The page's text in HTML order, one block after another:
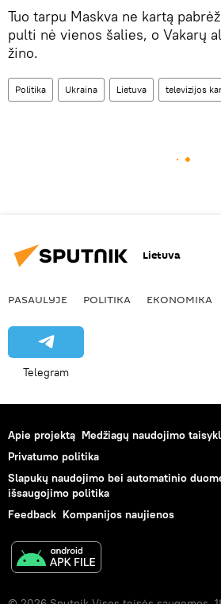
Tuo tarpu Maskva ne kartą
pulti nė vienos šalies, o Vakarų
žino.
Politika Ukraina Lietuva televizijos
Lietuva
PASAULYJE POLITIKA EKONOMIKA
Telegram
Apie projektą Medžiagų naudojimo
Privatumo politika
Slapukų naudojimo bei automatinio
išsaugojimo politika
Feedback Kompanijos naujienos